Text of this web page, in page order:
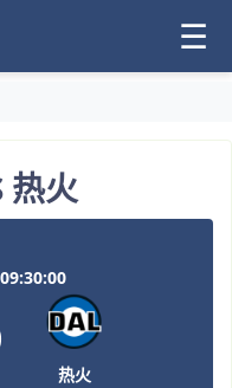
☰
热火
热火